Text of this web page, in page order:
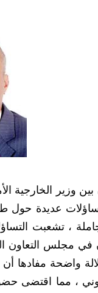
وزير الخارجية
عديدة حول
، تشعبت
في مجلس التعاون
واضحة مفادها
، مما اقتضى